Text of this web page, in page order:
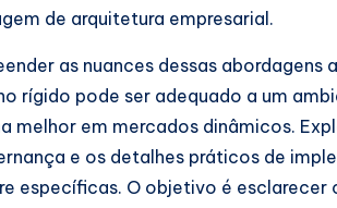
de arquitetura empresarial.
as nuances dessas
rígido pode ser adequado a um
melhor em mercados dinâmicos.
e os detalhes práticos de
específicas. O objetivo é